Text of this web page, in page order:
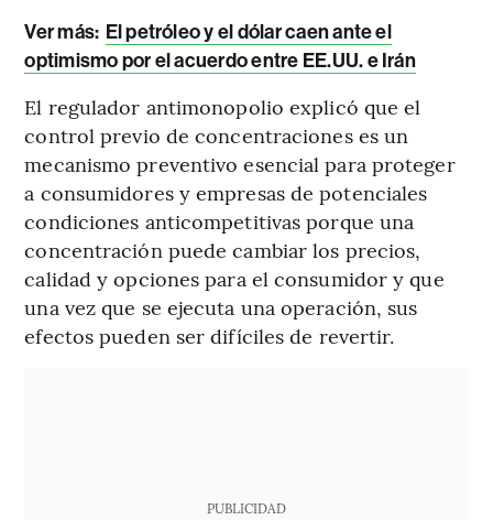
Ver más: El petróleo y el dólar caen ante el
optimismo por el acuerdo entre EE.UU. e Irán
El regulador antimonopolio explicó que el
control previo de concentraciones es un
mecanismo preventivo esencial para proteger
a consumidores y empresas de potenciales
condiciones anticompetitivas porque una
concentración puede cambiar los precios,
calidad y opciones para el consumidor y que
una vez que se ejecuta una operación, sus
efectos pueden ser difíciles de revertir.
PUBLICIDAD